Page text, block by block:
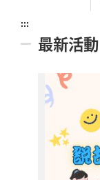
:::
最新活動